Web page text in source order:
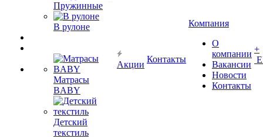
Пружинные
В рулоне
Матрасы
BABY
Детский
текстиль
Акции
Контакты
Компания
О
компании
Вакансии
Новости
Контакты
+